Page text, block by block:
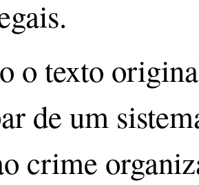
o texto
de um
crime